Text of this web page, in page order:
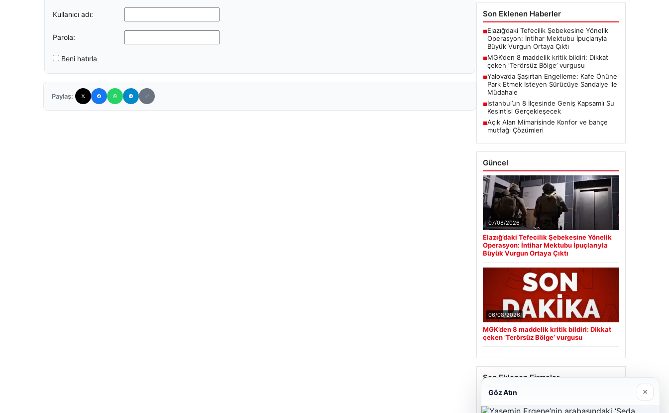
Kullanıcı adı:
Parola:
Beni hatırla
Paylaş:
Son Eklenen Haberler
■Elazığ’daki Tefecilik Şebekesine Yönelik
Operasyon: İntihar Mektubu İpuçlarıyla
Büyük Vurgun Ortaya Çıktı
■MGK’den 8 maddelik kritik bildiri: Dikkat
çeken ‘Terörsüz Bölge’ vurgusu
■Yalova’da Şaşırtan Engelleme: Kafe Önüne
Park Etmek İsteyen Sürücüye Sandalye ile
Müdahale
■İstanbul’un 8 İlçesinde Geniş Kapsamlı Su
Kesintisi Gerçekleşecek
■Açık Alan Mimarisinde Konfor ve bahçe
mutfağı Çözümleri
Güncel
07/08/2026
Elazığ’daki Tefecilik Şebekesine Yönelik
Operasyon: İntihar Mektubu İpuçlarıyla
Büyük Vurgun Ortaya Çıktı
06/08/2026
MGK’den 8 maddelik kritik bildiri: Dikkat
çeken ‘Terörsüz Bölge’ vurgusu
Son Eklenen Firmalar
Göz Atın ×